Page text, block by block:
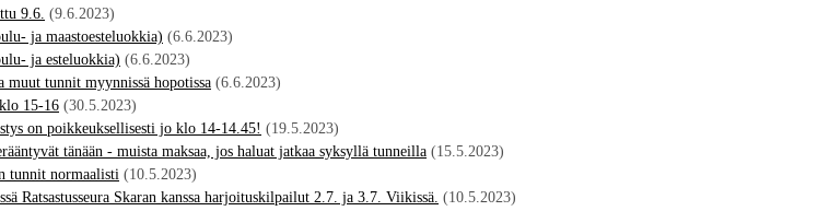
9.6. (9.6.2023)
ja maastoesteluokkia) (6.6.2023)
ja esteluokkia) (6.6.2023)
muut tunnit myynnissä hopotissa (6.6.2023)
15-16 (30.5.2023)
on poikkeuksellisesti jo klo 14-14.45! (19.5.2023)
tänään - muista maksaa, jos haluat jatkaa syksyllä tunneilla (15.5.2023)
tunnit normaalisti (10.5.2023)
Ratsastusseura Skaran kanssa harjoituskilpailut 2.7. ja 3.7. Viikissä. (10.5.2023)